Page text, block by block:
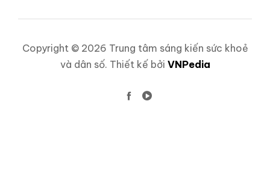
Copyright © 2026 Trung tâm sáng kiến sức khoẻ
và dân số. Thiết kế bởi VNPedia